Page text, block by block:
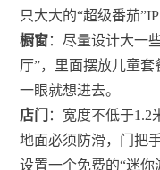
只大大的“超级番茄
橱窗：尽量设计大一
厅”，里面摆放儿童
一眼就想进去。
店门
：宽度不低于1.2
地面必须防滑，门把
设置一个免费的“迷